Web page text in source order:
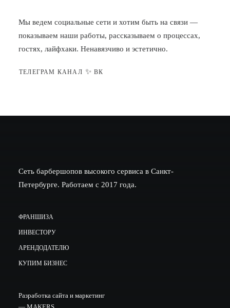
Мы ведем социальные сети и хотим быть на связи —
показываем наши работы, рассказываем о процессах,
гостях, лайфхаки. Ненавязчиво и эстетично.
ТЕЛЕГРАМ КАНАЛ ✨ ВК
Сеть барбершопов высокого сервиса в Санкт-
Петербурге. Работаем с 2017 года.
ФРАНШИЗА
ИНВЕСТОРУ
АРЕНДОДАТЕЛЮ
КУПИМ БИЗНЕС
Разработка сайта и маркетинг